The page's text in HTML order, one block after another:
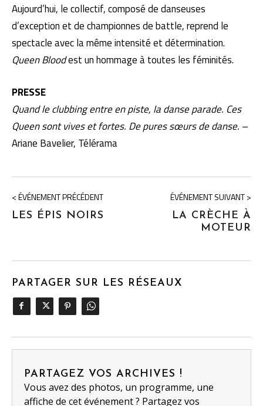
Aujourd’hui, le collectif, composé de danseuses
d’exception et de championnes de battle, reprend le
spectacle avec la même intensité et détermination.
Queen Bloodest un hommage à toutes les féminités.
PRESSE
Quand le clubbing entre en piste, la danse parade. Ces
Queen sont vives et fortes. De pures sœurs de danse. –
Ariane Bavelier, Télérama
< ÉVÉNEMENT PRÉCÉDENT
LES ÉPIS NOIRS
ÉVÉNEMENT SUIVANT >
LA CRÈCHE À
MOTEUR
PARTAGER SUR LES RÉSEAUX
PARTAGEZ VOS ARCHIVES !
Vous avez des photos, un programme, une
affiche de cet événement ? Partagez vos